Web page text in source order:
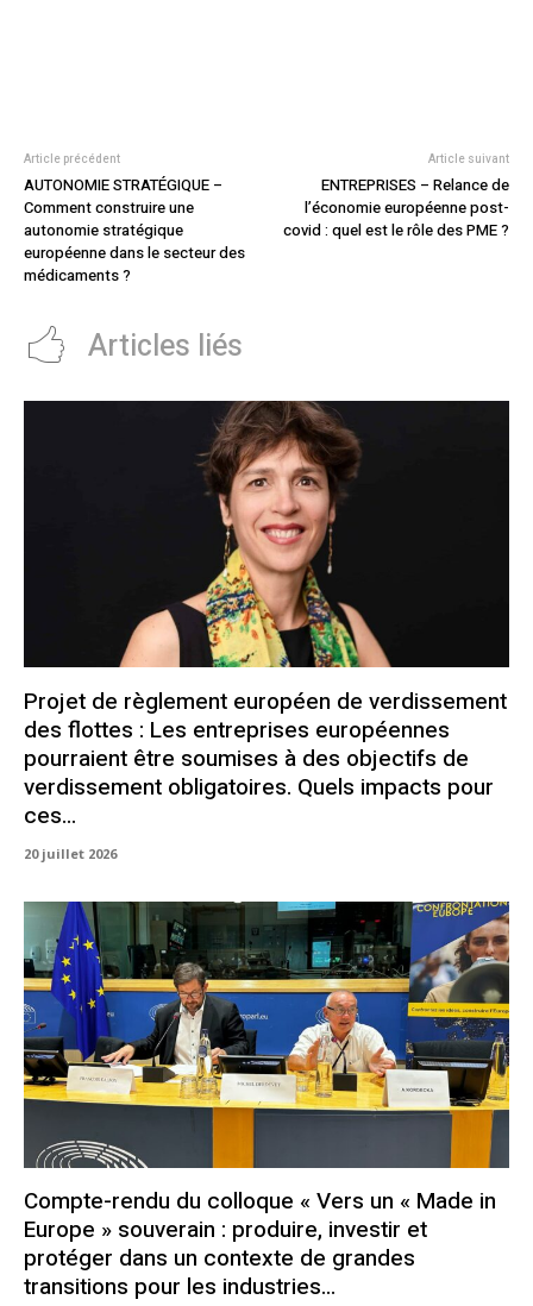
Article précédent
AUTONOMIE STRATÉGIQUE –
Comment construire une
autonomie stratégique
européenne dans le secteur des
médicaments ?
Article suivant
ENTREPRISES – Relance de
l’économie européenne post-
covid : quel est le rôle des PME ?
Articles liés
Projet de règlement européen de verdissement
des flottes : Les entreprises européennes
pourraient être soumises à des objectifs de
verdissement obligatoires. Quels impacts pour
ces...
20 juillet 2026
Compte-rendu du colloque « Vers un « Made in
Europe » souverain : produire, investir et
protéger dans un contexte de grandes
transitions pour les industries...